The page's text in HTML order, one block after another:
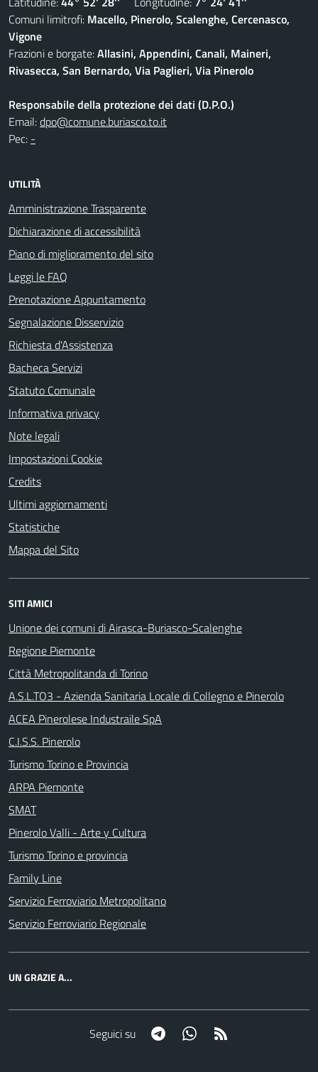
Comuni limitrofi: Macello, Pinerolo, Scalenghe, Cercenasco,
Vigone
Frazioni e borgate:Allasini, Appendini, Canali, Maineri,
Rivasecca, San Bernardo, Via Paglieri, Via Pinerolo
Responsabile della protezione dei dati (D.P.O.)
Email:dpo@comune.buriasco.to.it
Pec: -
UTILITÀ
Amministrazione Trasparente
Dichiarazione di accessibilità
Piano di miglioramento del sito
Leggi le FAQ
Prenotazione Appuntamento
Segnalazione Disservizio
Richiesta d'Assistenza
Bacheca Servizi
Statuto Comunale
Informativa privacy
Note legali
Impostazioni Cookie
Credits
Ultimi aggiornamenti
Statistiche
Mappa del Sito
SITI AMICI
Unione dei comuni di Airasca-Buriasco-Scalenghe
Regione Piemonte
Città Metropolitanda di Torino
A.S.L.TO3 - Azienda Sanitaria Locale di Collegno e Pinerolo
ACEA Pinerolese Industraile SpA
C.I.S.S. Pinerolo
Turismo Torino e Provincia
ARPA Piemonte
SMAT
Pinerolo Valli - Arte y Cultura
Turismo Torino e provincia
Family Line
Servizio Ferroviario Metropolitano
Servizio Ferroviario Regionale
UN GRAZIE A...
Seguici su Telegram Whatsapp